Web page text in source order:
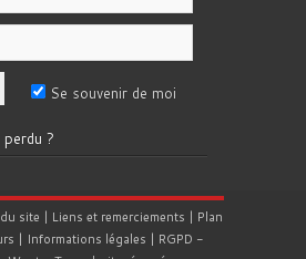
Se souvenir de moi
?
site | Liens et remerciements | Plan
| Informations légales | RGPD -